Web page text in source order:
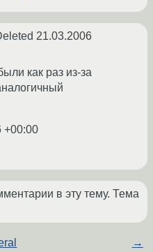
21.03.2006
как раз из-за
+00:00
в эту тему. Тема
→